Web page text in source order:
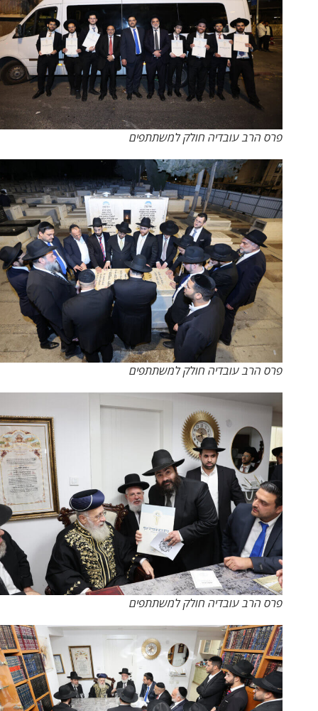
פרס הרב עובדיה חולק למשתתפים
פרס הרב עובדיה חולק למשתתפים
פרס הרב עובדיה חולק למשתתפים